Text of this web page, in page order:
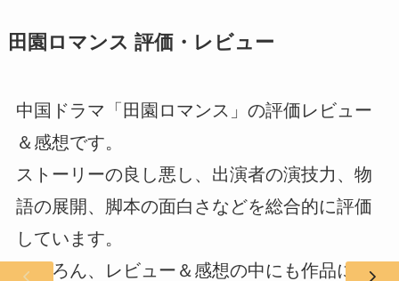
田園ロマンス 評価・レビュー
中国ドラマ「田園ロマンス」の評価レビュー
＆感想です。
ストーリーの良し悪し、出演者の演技力、物
語の展開、脚本の面白さなどを総合的に評価
しています。
もちろん、レビュー＆感想の中にも作品に関